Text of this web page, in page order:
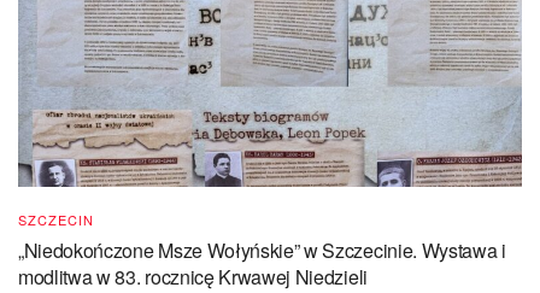
SZCZECIN
„Niedokończone Msze Wołyńskie” w Szczecinie. Wystawa i
modlitwa w 83. rocznicę Krwawej Niedzieli